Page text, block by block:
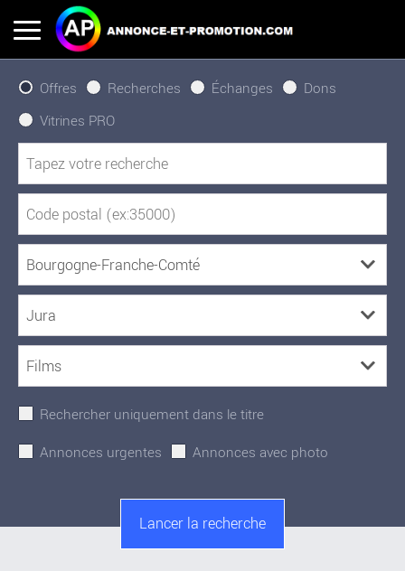
Offres Recherches Échanges
Dons
Vitrines PRO
Rechercher uniquement dans le titre
Annonces urgentes
Annonces avec photo